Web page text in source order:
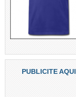
PUBLICITE AQUI